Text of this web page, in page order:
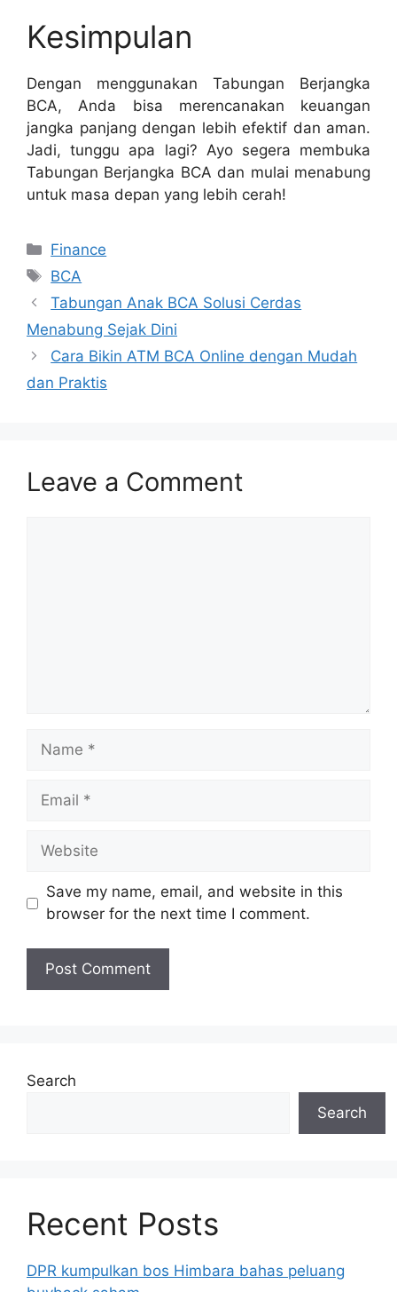
Kesimpulan
Dengan menggunakan Tabungan Berjangka
BCA, Anda bisa merencanakan keuangan
jangka panjang dengan lebih efektif dan aman.
Jadi, tunggu apa lagi? Ayo segera membuka
Tabungan Berjangka BCA dan mulai menabung
untuk masa depan yang lebih cerah!
Categories
Finance
Tags
BCA
Tabungan Anak BCA Solusi Cerdas
Menabung Sejak Dini
Cara Bikin ATM BCA Online dengan Mudah
dan Praktis
Leave a Comment
Name
Email
Website
Save my name, email, and website in this
browser for the next time I comment.
Search
Search
Recent Posts
DPR kumpulkan bos Himbara bahas peluang